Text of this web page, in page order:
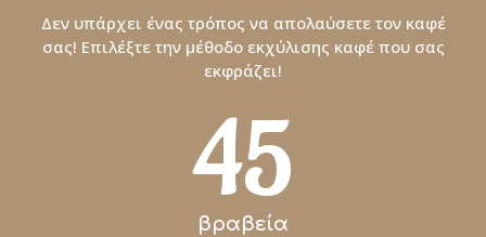
Δεν υπάρχει ένας τρόπος να απολαύσετε τον καφέ
σας! Επιλέξτε την μέθοδο εκχύλισης καφέ που σας
εκφράζει!
45
βραβεία